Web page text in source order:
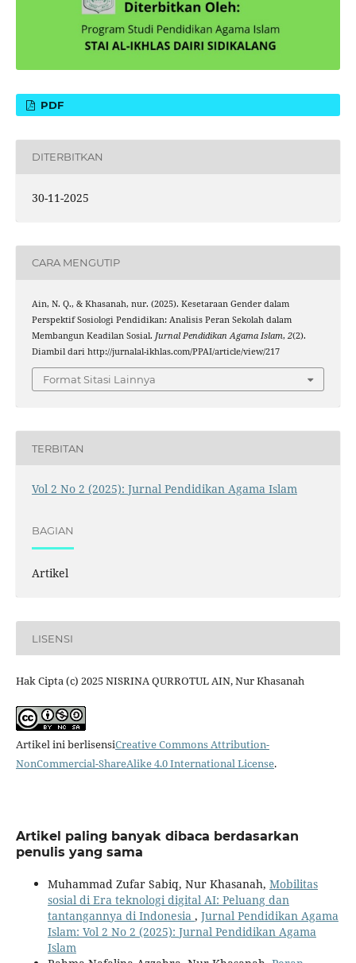
PDF
DITERBITKAN
30-11-2025
CARA MENGUTIP
Ain, N. Q., & Khasanah, nur. (2025). Kesetaraan Gender dalam
Perspektif Sosiologi Pendidikan: Analisis Peran Sekolah dalam
Membangun Keadilan Sosial. Jurnal Pendidikan Agama Islam, 2(2).
Diambil dari http://jurnalal-ikhlas.com/PPAI/article/view/217
Format Sitasi Lainnya
TERBITAN
Vol 2 No 2 (2025): Jurnal Pendidikan Agama Islam
BAGIAN
Artikel
LISENSI
Hak Cipta (c) 2025 NISRINA QURROTUL AIN, Nur Khasanah
Artikel ini berlisensiCreative Commons Attribution-
NonCommercial-ShareAlike 4.0 International License.
Artikel paling banyak dibaca berdasarkan
penulis yang sama
Muhammad Zufar Sabiq, Nur Khasanah, Mobilitas
sosial di Era teknologi digital AI: Peluang dan
tantangannya di Indonesia , Jurnal Pendidikan Agama
Islam: Vol 2 No 2 (2025): Jurnal Pendidikan Agama
Islam